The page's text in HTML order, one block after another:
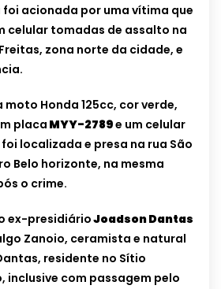
acionada por uma vítima que
celular tomadas de assalto na
zona norte da cidade, e
moto Honda 125cc, cor verde,
placa MYY-2789e um celular
localizada e presa na rua São
Belo horizonte, na mesma
o crime.
ex-presidiárioJoadson Dantas
Zanoio, ceramista e natural
residente no Sítio
inclusive com passagem pelo